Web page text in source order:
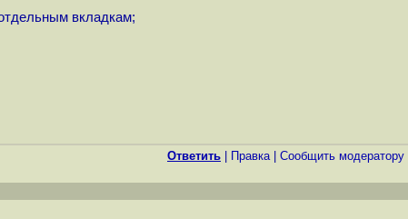
вкладкам;
Ответить Правка| Cообщить модератору